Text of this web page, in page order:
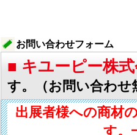
お問い合わせフォーム
■ キユーピー株
す。（お問い合わせ
出展者様への商材
す。